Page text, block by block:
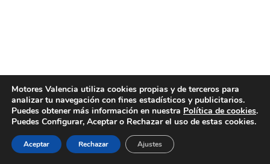
Motores Valencia utiliza cookies propias y de terceros para
analizar tu navegación con fines estadísticos y publicitarios.
Puedes obtener más información en nuestra Política de cookies.
Puedes Configurar, Aceptar o Rechazar el uso de estas cookies.
Aceptar Rechazar Ajustes